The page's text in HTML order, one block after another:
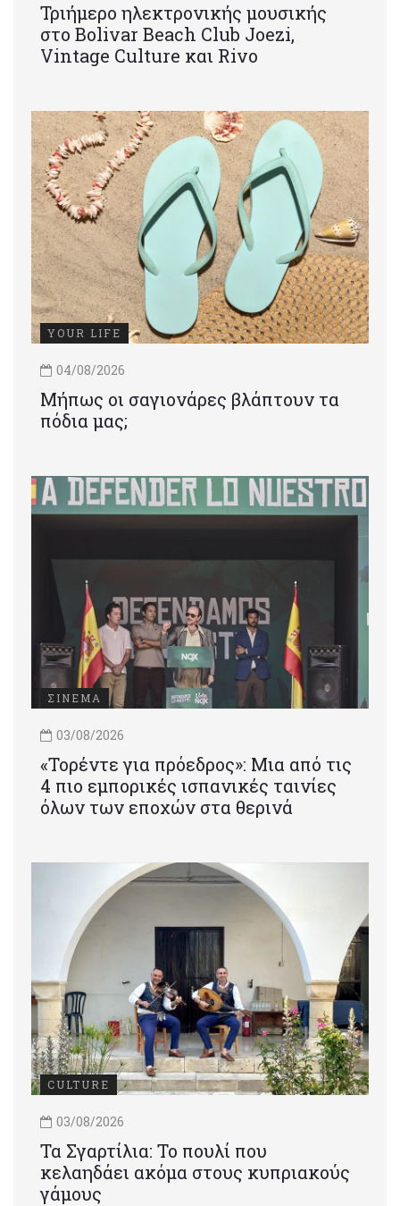
Τριήμερο ηλεκτρονικής μουσικής
στο Bolivar Beach Club Joezi,
Vintage Culture και Rivo
YOUR LIFE
04/08/2026
Μήπως οι σαγιονάρες βλάπτουν τα
πόδια μας;
ΣΙΝΕΜΑ
03/08/2026
«Τορέντε για πρόεδρος»: Mια από τις
4 πιο εμπορικές ισπανικές ταινίες
όλων των εποχών στα θερινά
CULTURE
03/08/2026
Τα Σγαρτίλια: Το πουλί που
κελαηδάει ακόμα στους κυπριακούς
γάμους